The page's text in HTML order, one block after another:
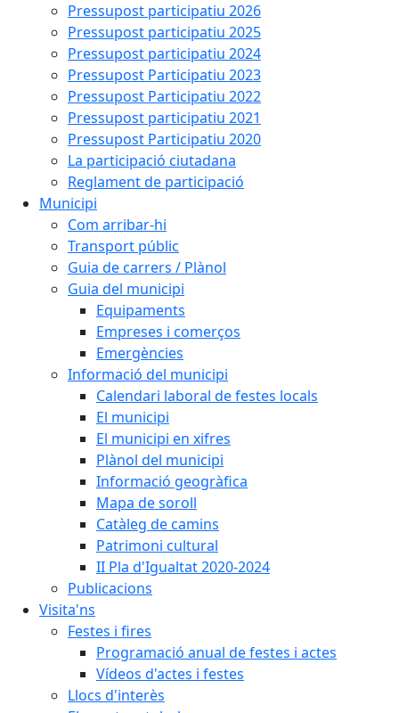
Pressupost participatiu 2026
Pressupost participatiu 2025
Pressupost participatiu 2024
Pressupost Participatiu 2023
Pressupost Participatiu 2022
Pressupost participatiu 2021
Pressupost Participatiu 2020
La participació ciutadana
Reglament de participació
Municipi
Com arribar-hi
Transport públic
Guia de carrers / Plànol
Guia del municipi
Equipaments
Empreses i comerços
Emergències
Informació del municipi
Calendari laboral de festes locals
El municipi
El municipi en xifres
Plànol del municipi
Informació geogràfica
Mapa de soroll
Catàleg de camins
Patrimoni cultural
II Pla d'Igualtat 2020-2024
Publicacions
Visita'ns
Festes i fires
Programació anual de festes i actes
Vídeos d'actes i festes
Llocs d'interès